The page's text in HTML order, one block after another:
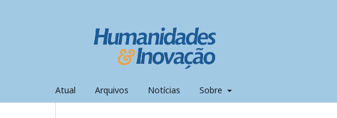
Atual Arquivos Notícias Sobre